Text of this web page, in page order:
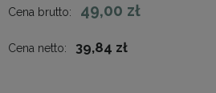
Cena brutto: 49,00 zł
Cena netto: 39,84 zł